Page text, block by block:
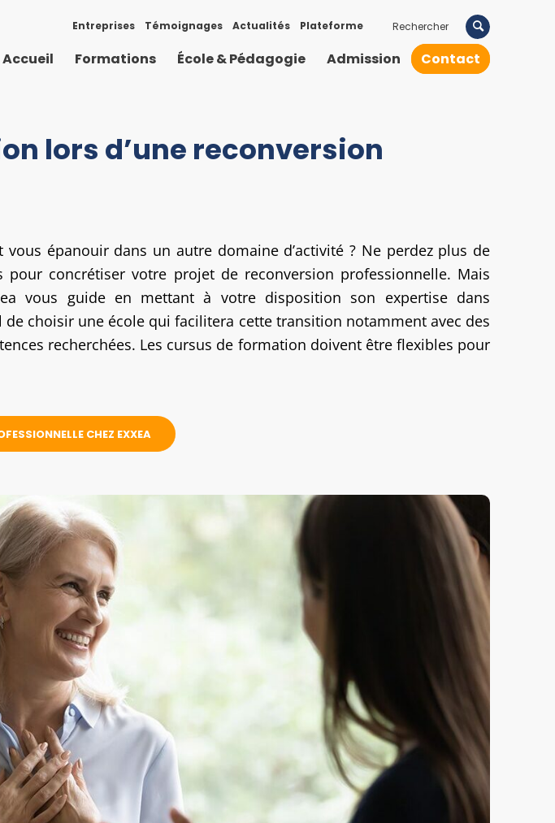
Accueil Formations École & Pédagogie Admission Contact
Entreprises Témoignages Actualités Plateforme
lors d’une reconversion
épanouir dans un autre domaine d’activité ? Ne perdez plus de
concrétiser votre projet de reconversion professionnelle. Mais
vous guide en mettant à votre disposition son expertise dans
choisir une école qui facilitera cette transition notamment avec des
recherchées. Les cursus de formation doivent être flexibles pour
CHEZ EXXEA